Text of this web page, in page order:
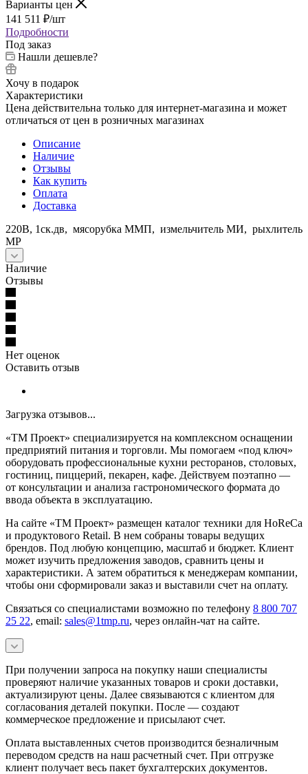
Варианты цен
141 511 ₽/шт
Подробности
Под заказ
Нашли дешевле?
Хочу в подарок
Характеристики
Цена действительна только для интернет-магазина и может
отличаться от цен в розничных магазинах
Описание
Наличие
Отзывы
Как купить
Оплата
Доставка
220В, 1ск.дв, мясорубка ММП, измельчитель МИ, рыхлитель
МР
Наличие
Отзывы
Нет оценок
Оставить отзыв
Загрузка отзывов...
«ТМ Проект» специализируется на комплексном оснащении
предприятий питания и торговли. Мы помогаем «под ключ»
оборудовать профессиональные кухни ресторанов, столовых,
гостиниц, пиццерий, пекарен, кафе. Действуем поэтапно —
от консультации и анализа гастрономического формата до
ввода объекта в эксплуатацию.
На сайте «ТМ Проект» размещен каталог техники для HoReCa
и продуктового Retail. В нем собраны товары ведущих
брендов. Под любую концепцию, масштаб и бюджет. Клиент
может изучить предложения заводов, сравнить цены и
характеристики. А затем обратиться к менеджерам компании,
чтобы они сформировали заказ и выставили счет на оплату.
Связаться со специалистами возможно по телефону 8 800 707
25 22, email: sales@1tmp.ru, через онлайн-чат на сайте.
При получении запроса на покупку наши специалисты
проверяют наличие указанных товаров и сроки доставки,
актуализируют цены. Далее связываются с клиентом для
согласования деталей покупки. После — создают
коммерческое предложение и присылают счет.
Оплата выставленных счетов производится безналичным
переводом средств на наш расчетный счет. При отгрузке
клиент получает весь пакет бухгалтерских документов.